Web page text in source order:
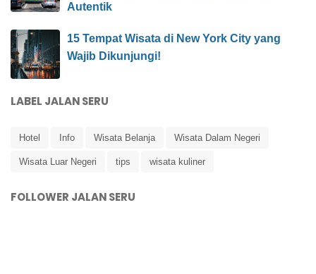
Autentik
15 Tempat Wisata di New York City yang
Wajib Dikunjungi!
LABEL JALAN SERU
Hotel Info Wisata Belanja Wisata Dalam Negeri
Wisata Luar Negeri tips wisata kuliner
FOLLOWER JALAN SERU